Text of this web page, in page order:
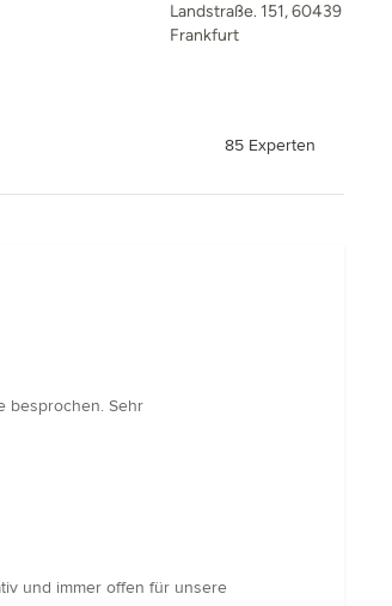
Landstraße. 151, 60439
Frankfurt
85 Experten
besprochen. Sehr
und immer offen für unsere